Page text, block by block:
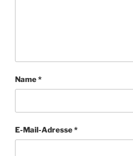
Name*
E-Mail-Adresse*